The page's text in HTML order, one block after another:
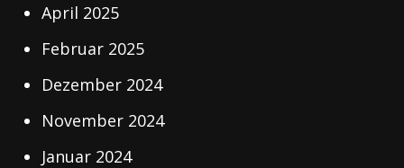
April 2025
Februar 2025
Dezember 2024
November 2024
Januar 2024